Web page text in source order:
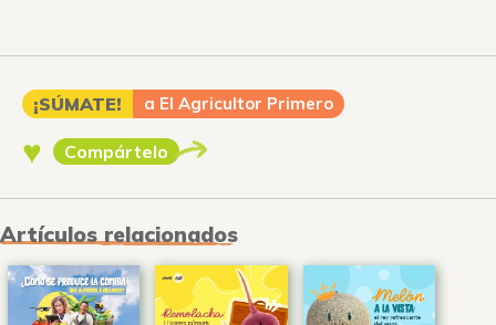
¡SÚMATE! a El Agricultor Primero
♥ Compártelo
Artículos relacionados